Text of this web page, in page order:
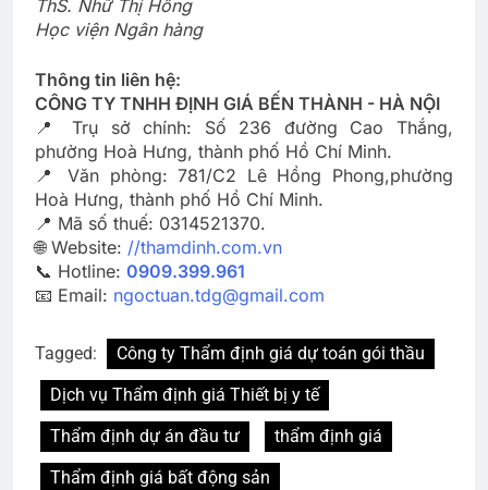
ThS. Nhữ Thị Hồng
Học viện Ngân hàng
Thông tin liên hệ:
CÔNG TY TNHH ĐỊNH GIÁ BẾN THÀNH - HÀ NỘI
📍 Trụ sở chính: Số 236 đường Cao Thắng,
phường Hoà Hưng, thành phố Hồ Chí Minh.
📍 Văn phòng: 781/C2 Lê Hồng Phong,phường
Hoà Hưng, thành phố Hồ Chí Minh.
📍 Mã số thuế: 0314521370.
🌐 Website: //thamdinh.com.vn
📞 Hotline: 0909.399.961
📧 Email: ngoctuan.tdg@gmail.com
Tagged:
Công ty Thẩm định giá dự toán gói thầu
Dịch vụ Thẩm định giá Thiết bị y tế
Thẩm định dự án đầu tư
thẩm định giá
Thẩm định giá bất động sản